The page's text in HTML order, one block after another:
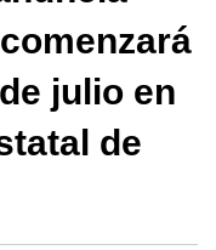
julio en
de